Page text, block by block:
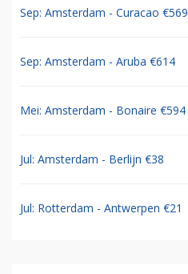
Sep: Amsterdam - Curacao €569
Sep: Amsterdam - Aruba €614
Mei: Amsterdam - Bonaire €594
Jul: Amsterdam - Berlijn €38
Jul: Rotterdam - Antwerpen €21